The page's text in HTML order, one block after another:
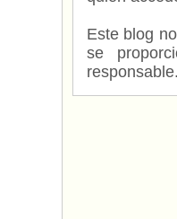
Este blog
se